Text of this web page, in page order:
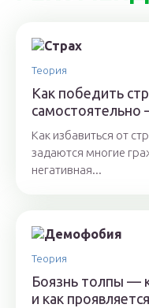
Теория
Как победить
Как избавиться от
задаются многие
негативная...
Теория
Боязнь толпы —
и как проявляется